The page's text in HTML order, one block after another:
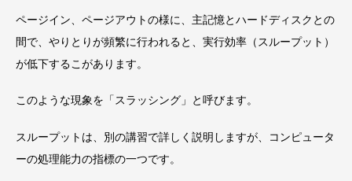
ページイン、ページアウトの様に、主記憶とハードディスクとの
間で、やりとりが頻繁に行われると、実行効率（スループット）
が低下するこがあります。
このような現象を「スラッシング」と呼びます。
スループットは、別の講習で詳しく説明しますが、コンピュータ
ーの処理能力の指標の一つです。